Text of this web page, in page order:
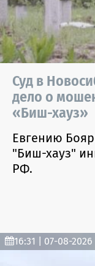
Суд в
дело о
«Биш-хауз»
Евгению
"Биш-хауз"
РФ.
16:31 | 07-08-2026